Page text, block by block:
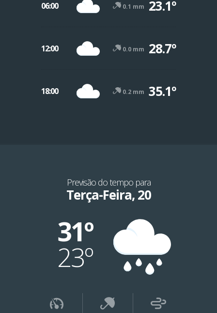
06:00 0.1 mm 23.1º
12:00 0.0 mm 28.7º
18:00 0.2 mm 35.1º
Previsão do tempo para
Terça-Feira, 20
31º
23º